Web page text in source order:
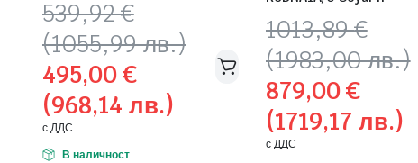
539,92€
(1055,99 лв.)
Original
price
was:
539,92 €
(1055,99
лв.).
495,00€
(968,14 лв.)
Текущата
цена
е:
495,00 €
(968,14
лв.).
с ДДС
В наличност
1013,89€
(1983,00 лв.)
Original
price
was:
1013,89 €
(1983,00
лв.).
879,00€
(1719,17 лв.)
Текущата
цена
е:
879,00 €
(1719,17
лв.).
с ДДС